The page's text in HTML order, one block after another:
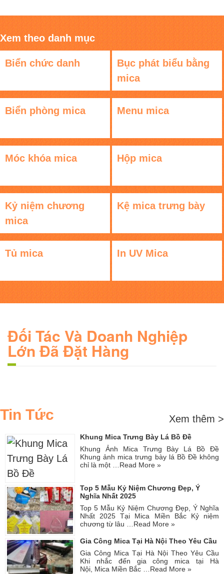
Xem theo danh mục
Biển chức danh
Bục phát biểu bằng
mica
Biển phòng mica Menu mica
Móc khóa mica Hộp mica
Kỷ niệm chương
mica
Kệ mica trưng bày
Tủ mica In UV Mica
Đối Tác Và Doanh Nghiệp
Lớn Đã Đặt Hàng
Tin Tức Xem thêm >
Khung Mica Trưng Bày Lá Bồ Đề
Khung Ảnh Mica Trưng Bày Lá Bồ Đề
Khung ảnh mica trưng bày lá Bồ Đề không
chỉ là một … Read More »
Top 5 Mẫu Kỷ Niệm Chương Đẹp, Ý
Nghĩa Nhất 2025
Top 5 Mẫu Kỷ Niệm Chương Đẹp, Ý Nghĩa
Nhất 2025 Tại Mica Miền Bắc Kỷ niệm
chương từ lâu … Read More »
Gia Công Mica Tại Hà Nội Theo Yêu Cầu
Gia Công Mica Tại Hà Nội Theo Yêu Cầu
Khi nhắc đến gia công mica tại Hà
Nội, Mica Miền Bắc …Read More »